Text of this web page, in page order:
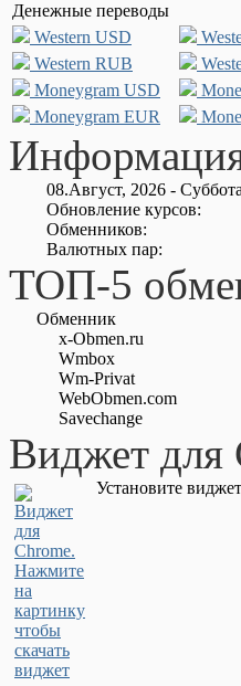
Денежные переводы
Western USD
Western RUB
Moneygram USD
Moneygram EUR
08.Август, 2026 - Суббота
Обновление курсов:
Обменников:
Валютных пар:
ТОП-5
Обменник
x-Obmen.ru
Wmbox
Wm-Privat
WebObmen.com
Savechange
Виджет для
Установите